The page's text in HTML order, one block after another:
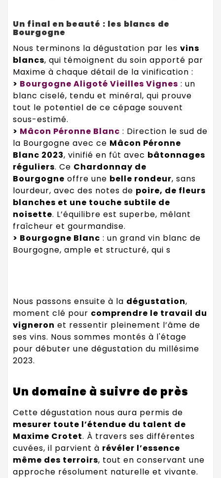
Un final en beauté : les blancs de
Bourgogne
Nous terminons la dégustation par les vins
blancs, qui témoignent du soin apporté par
Maxime à chaque détail de la vinification :
> Bourgogne Aligoté Vieilles Vignes : un
blanc ciselé, tendu et minéral, qui prouve
tout le potentiel de ce cépage souvent
sous-estimé.
> Mâcon Péronne Blanc : Direction le sud de
la Bourgogne avec ce Mâcon Péronne
Blanc 2023, vinifié en fût avec bâtonnages
réguliers. Ce Chardonnay de
Bourgogne offre une belle rondeur, sans
lourdeur, avec des notes de poire, de fleurs
blanches et une touche subtile de
noisette. L’équilibre est superbe, mêlant
fraîcheur et gourmandise.
> Bourgogne Blanc : un grand vin blanc de
Bourgogne, ample et structuré, qui s
Nous passons ensuite à la dégustation,
moment clé pour comprendre le travail du
vigneron et ressentir pleinement l’âme de
ses vins. Nous sommes montés à l'étage
pour débuter une dégustation du millésime
2023.
Un domaine à suivre de près
Cette dégustation nous aura permis de
mesurer toute l’étendue du talent de
Maxime Crotet. À travers ses différentes
cuvées, il parvient à révéler l’essence
même des terroirs, tout en conservant une
approche résolument naturelle et vivante.